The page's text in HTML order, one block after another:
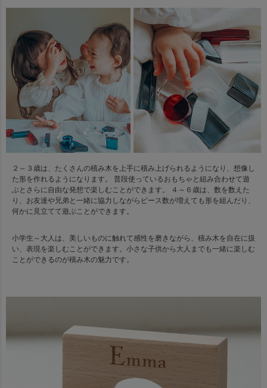
２～３歳は、たくさんの積み木を上手に積み上げられるようになり、想像し
た形を作れるようになります。 普段使っているおもちゃと組み合わせて遊
ぶとさらに自由な発想で楽しむことができます。 ４～６歳は、数を数えた
り、お友達や兄弟と一緒に協力しながらピース数が増えても形を組んだり、
何かに見立てて遊ぶことができます。
小学生～大人は、美しいものに触れて感性を磨きながら、積み木を自在に扱
い、表現を楽しむことができます。小さな子供から大人までも一緒に楽しむ
ことができるのが積み木の魅力です。